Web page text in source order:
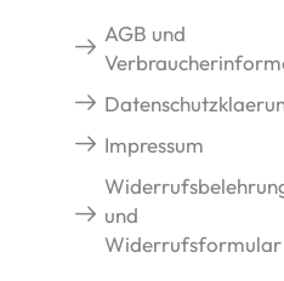
AGB und
Impressum
und
Widerrufsformular